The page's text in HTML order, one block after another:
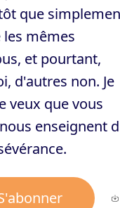
que
les mêmes
et pourtant,
d'autres non. Je
veux que vous
enseignent